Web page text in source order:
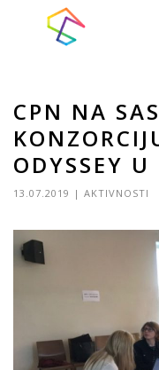
CPN NA
ODYSSEY U
13.07.2019 | AKTIVNOSTI